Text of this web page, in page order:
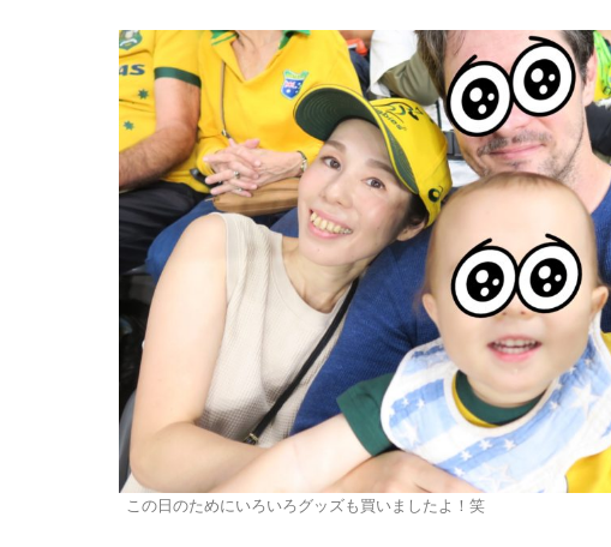
この日のためにいろいろグッズも買いましたよ！笑